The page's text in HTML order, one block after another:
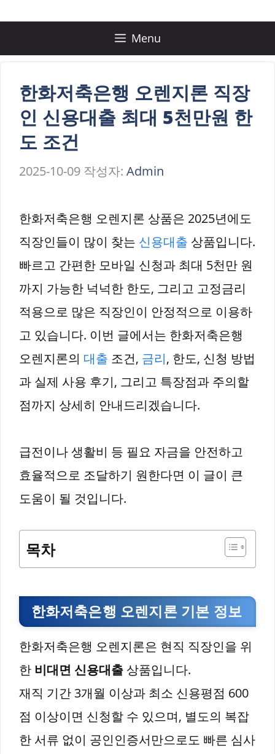
츠
Menu
한화저축은행 오렌지론 직장
인 신용대출 최대 5천만원 한
도 조건
2025-10-09 작성자: Admin
한화저축은행 오렌지론 상품은 2025년에도
직장인들이 많이 찾는 신용대출 상품입니다.
빠르고 간편한 모바일 신청과 최대 5천만 원
까지 가능한 넉넉한 한도, 그리고 고정금리
적용으로 많은 직장인이 안정적으로 이용하
고 있습니다. 이번 글에서는 한화저축은행
오렌지론의 대출 조건, 금리, 한도, 신청 방법
과 실제 사용 후기, 그리고 특장점과 주의할
점까지 상세히 안내드리겠습니다.
급전이나 생활비 등 필요 자금을 안전하고
효율적으로 조달하기 원한다면 이 글이 큰
도움이 될 것입니다.
목차
한화저축은행 오렌지론 기본 정보
한화저축은행 오렌지론은 현직 직장인을 위
한 비대면 신용대출 상품입니다.
재직 기간 3개월 이상과 최소 신용평점 600
점 이상이면 신청할 수 있으며, 별도의 복잡
한 서류 없이 공인인증서만으로도 빠른 심사